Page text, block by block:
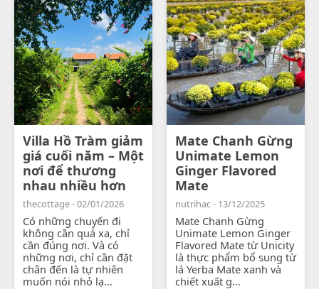
Villa Hồ Tràm giảm
giá cuối năm – Một
nơi để thương
nhau nhiều hơn
thecottage - 02/01/2026
Có những chuyến đi
không cần quá xa, chỉ
cần đúng nơi. Và có
những nơi, chỉ cần đặt
chân đến là tự nhiên
muốn nói nhỏ lạ...
Mate Chanh Gừng
Unimate Lemon
Ginger Flavored
Mate
nutrihac - 13/12/2025
Mate Chanh Gừng
Unimate Lemon Ginger
Flavored Mate từ Unicity
là thực phẩm bổ sung từ
lá Yerba Mate xanh và
chiết xuất g...